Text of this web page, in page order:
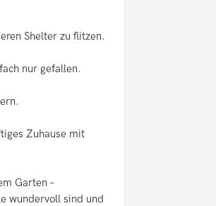
Shelter zu flitzen.
nur gefallen.
Zuhause mit
Garten –
wundervoll sind und